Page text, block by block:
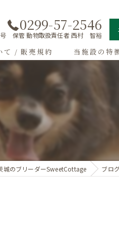
0299-57-2546
号 保管 動物取扱責任者 西村 智裕
て / 販売規約 当施設の特
ドッグラン
城のブリーダーSweetCottage ブロ